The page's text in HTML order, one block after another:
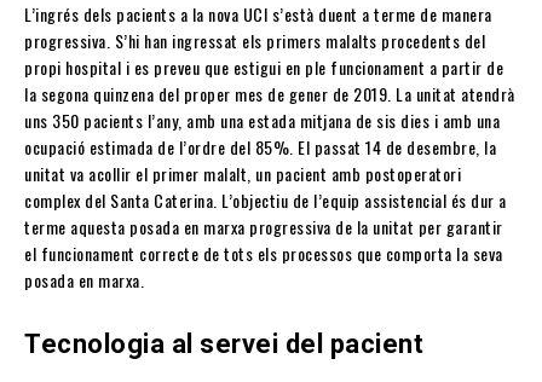
L’ingrés dels pacients a la nova UCI s’està duent a terme de manera
progressiva. S’hi han ingressat els primers malalts procedents del
propi hospital i es preveu que estigui en ple funcionament a partir de
la segona quinzena del proper mes de gener de 2019. La unitat atendrà
uns 350 pacients l’any, amb una estada mitjana de sis dies i amb una
ocupació estimada de l’ordre del 85%. El passat 14 de desembre, la
unitat va acollir el primer malalt, un pacient amb postoperatori
complex del Santa Caterina. L’objectiu de l’equip assistencial és dur a
terme aquesta posada en marxa progressiva de la unitat per garantir
el funcionament correcte de tots els processos que comporta la seva
posada en marxa.
Tecnologia al servei del pacient